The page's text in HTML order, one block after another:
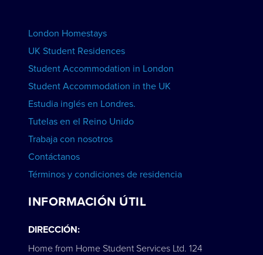
London Homestays
UK Student Residences
Student Accommodation in London
Student Accommodation in the UK
Estudia inglés en Londres.
Tutelas en el Reino Unido
Trabaja con nosotros
Contáctanos
Términos y condiciones de residencia
INFORMACIÓN ÚTIL
DIRECCIÓN:
Home from Home Student Services Ltd. 124